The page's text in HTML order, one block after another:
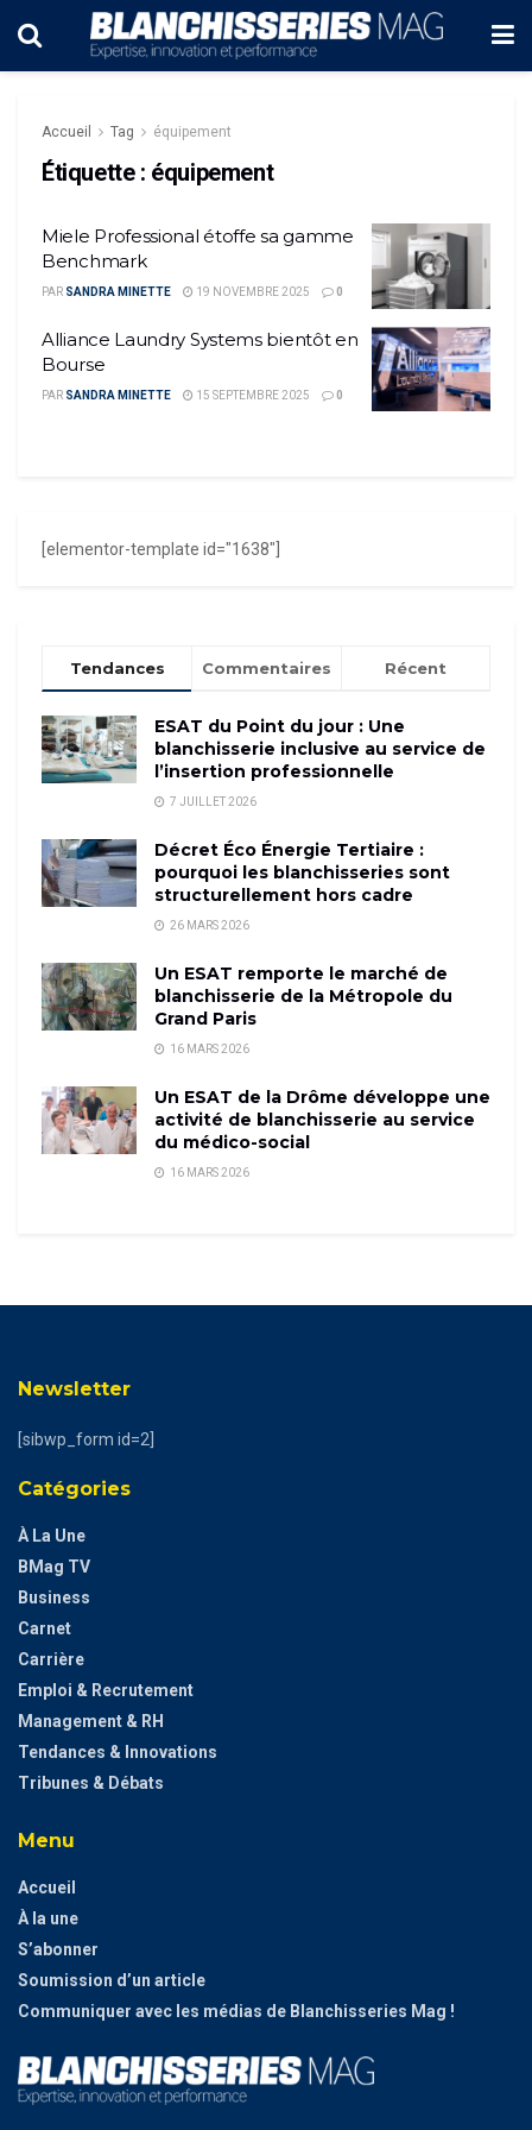
Accueil Tag équipement
Étiquette : équipement
Miele Professional étoffe sa gamme
Benchmark
PAR SANDRA MINETTE 19 NOVEMBRE 2025 0
Alliance Laundry Systems bientôt en
Bourse
PAR SANDRA MINETTE 15 SEPTEMBRE 2025 0
[elementor-template id="1638"]
Tendances Commentaires Récent
ESAT du Point du jour : Une
blanchisserie inclusive au service de
l’insertion professionnelle
7 JUILLET 2026
Décret Éco Énergie Tertiaire :
pourquoi les blanchisseries sont
structurellement hors cadre
26 MARS 2026
Un ESAT remporte le marché de
blanchisserie de la Métropole du
Grand Paris
16 MARS 2026
Un ESAT de la Drôme développe une
activité de blanchisserie au service
du médico-social
16 MARS 2026
Newsletter
[sibwp_form id=2]
Catégories
À La Une
BMag TV
Business
Carnet
Carrière
Emploi & Recrutement
Management & RH
Tendances & Innovations
Tribunes & Débats
Menu
Accueil
À la une
S’abonner
Soumission d’un article
Communiquer avec les médias de Blanchisseries Mag !